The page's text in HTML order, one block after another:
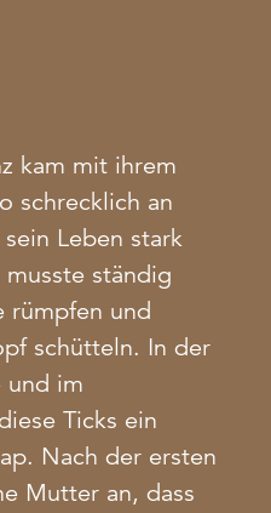
kam mit ihrem
schrecklich an
Leben stark
ständig
rümpfen und
schütteln. In der
und im
Ticks ein
Nach der ersten
Mutter an, dass